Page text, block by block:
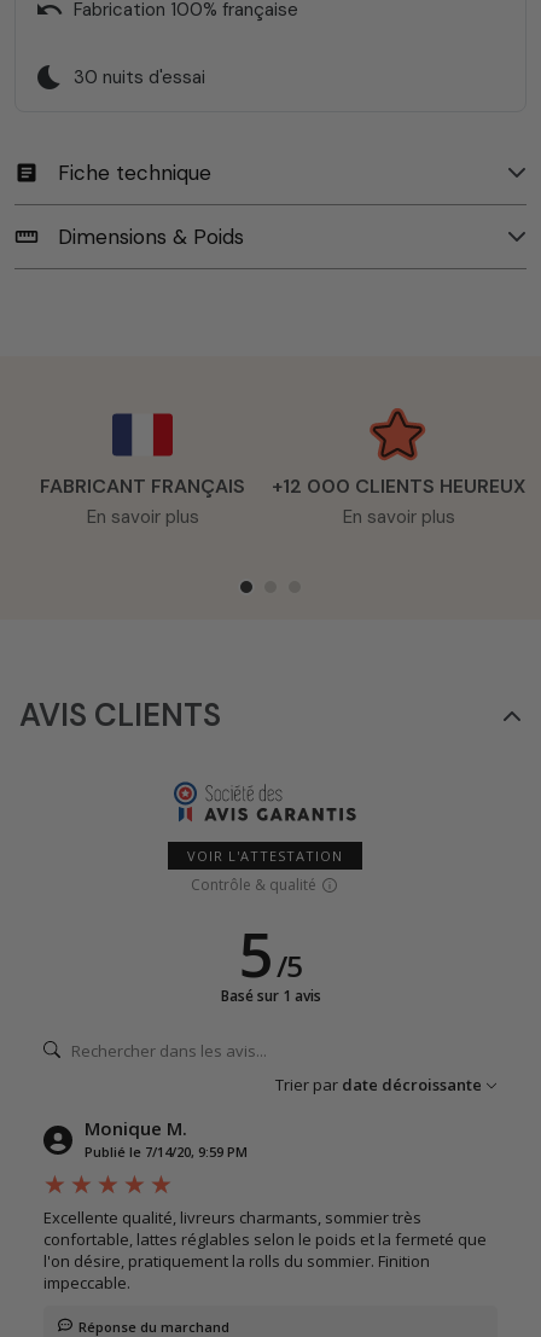
undo Fabrication 100% française
bedtime 30 nuits d'essai
article Fiche technique
straighten Dimensions & Poids
FABRICANT FRANÇAIS
En savoir plus
+12 000 CLIENTS HEUREUX
En savoir plus
AVIS CLIENTS
VOIR L'ATTESTATION
Contrôle & qualité
5/5
Basé sur 1 avis
Trier par date décroissante
Monique M.
Publié le 7/14/20, 9:59 PM
Excellente qualité, livreurs charmants, sommier très
confortable, lattes réglables selon le poids et la fermeté que
l'on désire, pratiquement la rolls du sommier. Finition
impeccable.
Réponse du marchand